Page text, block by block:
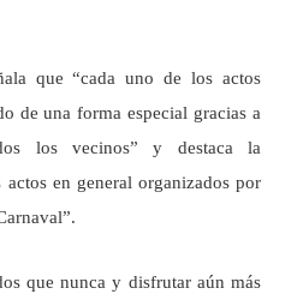
que “cada uno de los actos
de una forma especial gracias a
los vecinos” y destaca la
en general organizados por
que nunca y disfrutar aún más